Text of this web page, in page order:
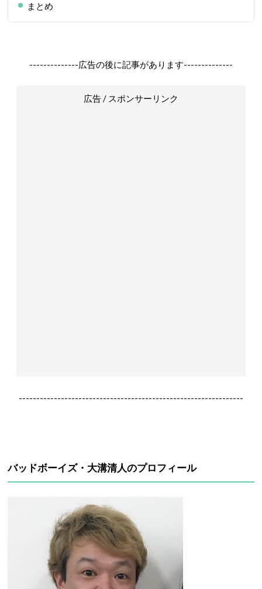
まとめ
--------------広告の後に記事があります--------------
広告 / スポンサーリンク
----------------------------------------------------------------
バッドボーイズ・大溝清人のプロフィール